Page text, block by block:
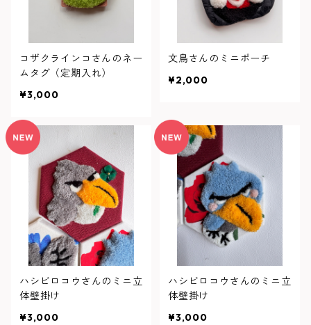
コザクラインコさんのネー
ムタグ（定期入れ）
¥3,000
文鳥さんのミニポーチ
¥2,000
ハシビロコウさんのミニ立
体壁掛け
¥3,000
ハシビロコウさんのミニ立
体壁掛け
¥3,000